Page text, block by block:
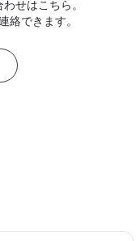
せはこちら。
絡できます。